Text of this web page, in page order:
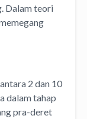
Dalam teori
2 dan 10
dalam tahap
pra-deret